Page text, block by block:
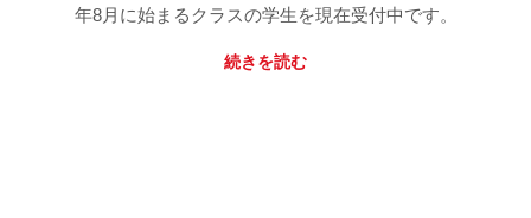
年8月に始まるクラスの学生を現在受付中です。
続きを読む